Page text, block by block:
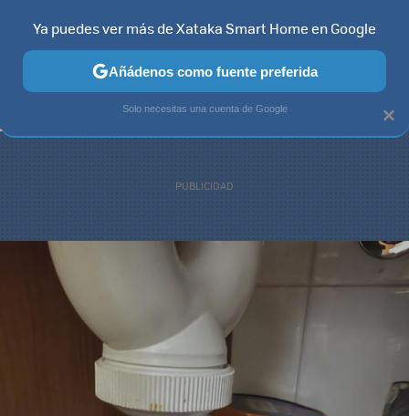
TELEVISORES CONTENIDOS SMART TV SELECCIÓN
×
Ya puedes ver más de Xataka Smart Home en Google
Añádenos como fuente preferida
Solo necesitas una cuenta de Google